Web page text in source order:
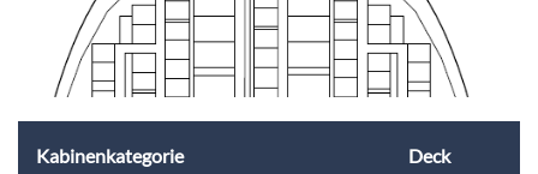
Kabinenkategorie Deck